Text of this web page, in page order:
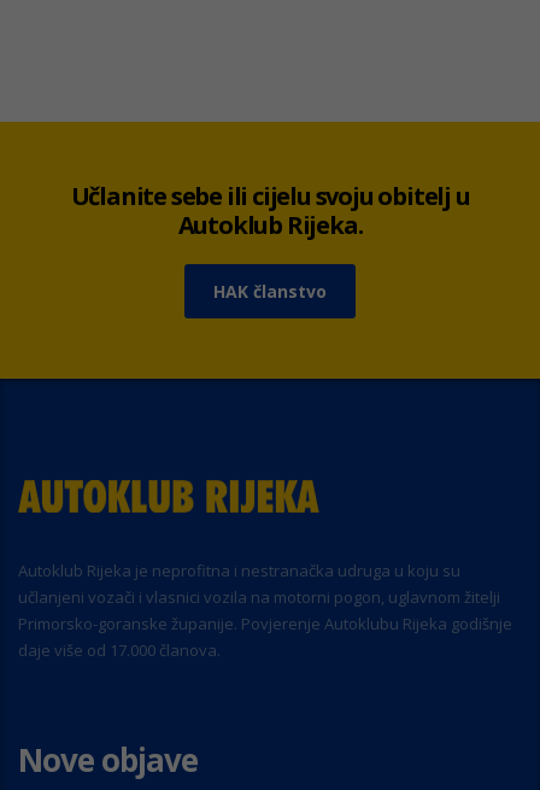
Učlanite sebe ili cijelu svoju obitelj u
Autoklub Rijeka.
HAK članstvo
Autoklub Rijeka je neprofitna i nestranačka udruga u koju su
učlanjeni vozači i vlasnici vozila na motorni pogon, uglavnom žitelji
Primorsko-goranske županije. Povjerenje Autoklubu Rijeka godišnje
daje više od 17.000 članova.
Nove objave